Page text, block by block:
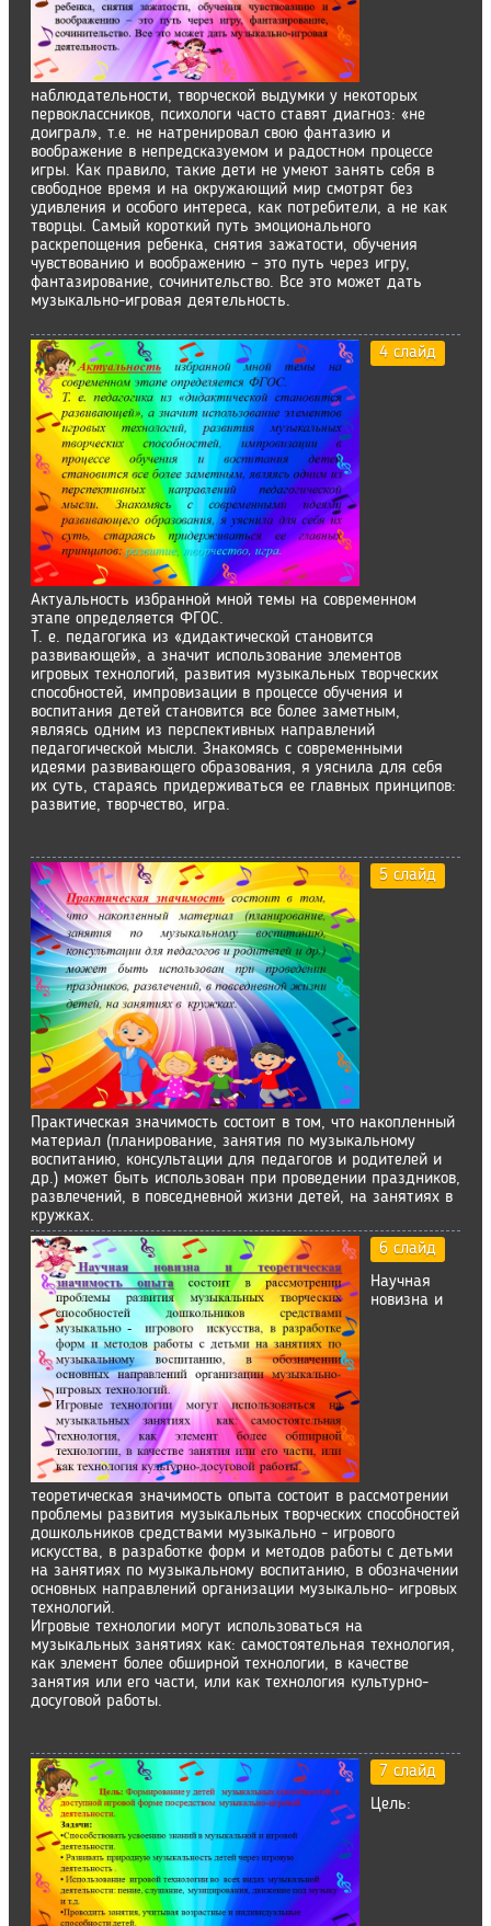
наблюдательности, творческой выдумки у некоторых
первоклассников, психологи часто ставят диагноз: «не
доиграл», т.е. не натренировал свою фантазию и
воображение в непредсказуемом и радостном процессе
игры. Как правило, такие дети не умеют занять себя в
свободное время и на окружающий мир смотрят без
удивления и особого интереса, как потребители, а не как
творцы. Самый короткий путь эмоционального
раскрепощения ребенка, снятия зажатости, обучения
чувствованию и воображению – это путь через игру,
фантазирование, сочинительство. Все это может дать
музыкально-игровая деятельность.
4 слайд
Актуальность избранной мной темы на современном
этапе определяется ФГОС.
Т. е. педагогика из «дидактической становится
развивающей», а значит использование элементов
игровых технологий, развития музыкальных творческих
способностей, импровизации в процессе обучения и
воспитания детей становится все более заметным,
являясь одним из перспективных направлений
педагогической мысли. Знакомясь с современными
идеями развивающего образования, я уяснила для себя
их суть, стараясь придерживаться ее главных принципов:
развитие, творчество, игра.
5 слайд
Практическая значимость состоит в том, что накопленный
материал (планирование, занятия по музыкальному
воспитанию, консультации для педагогов и родителей и
др.) может быть использован при проведении праздников,
развлечений, в повседневной жизни детей, на занятиях в
кружках.
6 слайд
Научная
новизна и
теоретическая значимость опыта состоит в рассмотрении
проблемы развития музыкальных творческих способностей
дошкольников средствами музыкально - игрового
искусства, в разработке форм и методов работы с детьми
на занятиях по музыкальному воспитанию, в обозначении
основных направлений организации музыкально- игровых
технологий.
Игровые технологии могут использоваться на
музыкальных занятиях как: самостоятельная технология,
как элемент более обширной технологии, в качестве
занятия или его части, или как технология культурно-
досуговой работы.
7 слайд
Цель: